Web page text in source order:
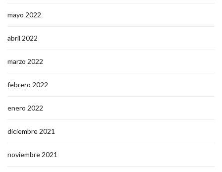
mayo 2022
abril 2022
marzo 2022
febrero 2022
enero 2022
diciembre 2021
noviembre 2021